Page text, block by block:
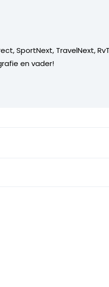
SportNext, TravelNext, RvT
en vader!